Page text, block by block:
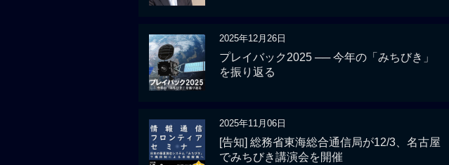
2025年12月26日
プレイバック2025 ── 今年の「みちびき」
を振り返る
2025年11月06日
[告知] 総務省東海総合通信局が12/3、名古屋
でみちびき講演会を開催